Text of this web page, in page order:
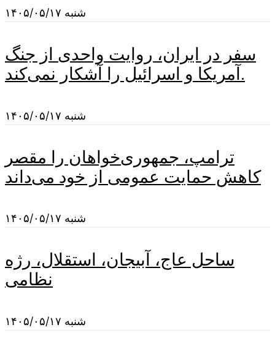
شنبه ۱۴۰۵/۰۵/۱۷
سفر در ایران، روایت واحدی از جنگ
آمریکا و اسرائیل را آشکار نمی‌کند.
شنبه ۱۴۰۵/۰۵/۱۷
ترامپ، جمهوری‌خواهان را مقصر
کاهش حمایت عمومی از خود می‌داند
شنبه ۱۴۰۵/۰۵/۱۷
ساحل عاج، آبیجان، استقلال، رژه
نظامی
شنبه ۱۴۰۵/۰۵/۱۷